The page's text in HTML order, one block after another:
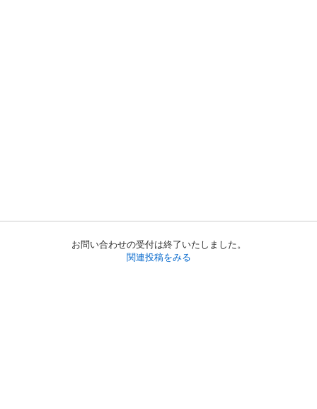
お問い合わせの受付は終了いたしました。
関連投稿をみる